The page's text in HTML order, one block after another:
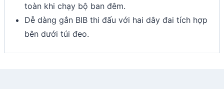
toàn khi chạy bộ ban đêm.
Dễ dàng gắn BIB thi đấu với hai dây đai tích hợp
bên dưới túi đeo.